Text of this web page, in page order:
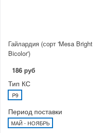
Гайлардия (сорт 'Mesa Bright
Bicolor')
186 руб
Тип КС
P9
Период поставки
МАЙ - НОЯБРЬ